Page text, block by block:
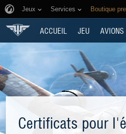
Jeux Services Boutique
ACCUEIL JEU AVIONS
Certificats pour